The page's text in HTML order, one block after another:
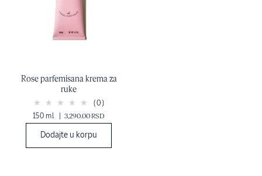
Rose parfemisana krema za
ruke
(0)
150 ml 3,290.00 RSD
Dodajte u korpu